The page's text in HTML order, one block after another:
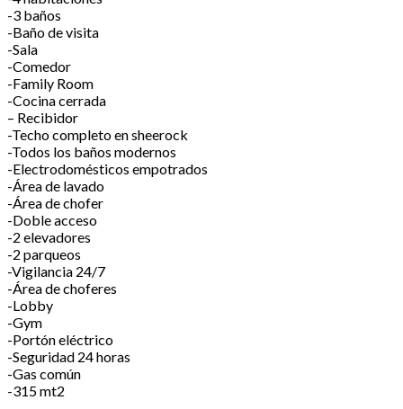
-3 baños
-Baño de visita
-Sala
-Comedor
-Family Room
-Cocina cerrada
– Recibidor
-Techo completo en sheerock
-Todos los baños modernos
-Electrodomésticos empotrados
-Área de lavado
-Área de chofer
-Doble acceso
-2 elevadores
-2 parqueos
-Vigilancia 24/7
-Área de choferes
-Lobby
-Gym
-Portón eléctrico
-Seguridad 24 horas
-Gas común
-315 mt2